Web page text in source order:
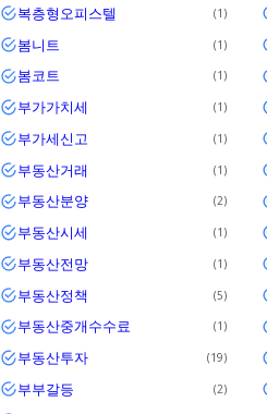
복층형오피스텔 1
봄니트 1
봄코트 1
부가가치세 1
부가세신고 1
부동산거래 1
부동산분양 2
부동산시세 1
부동산전망 1
부동산정책 5
부동산중개수수료 1
부동산투자 19
부부갈등 2